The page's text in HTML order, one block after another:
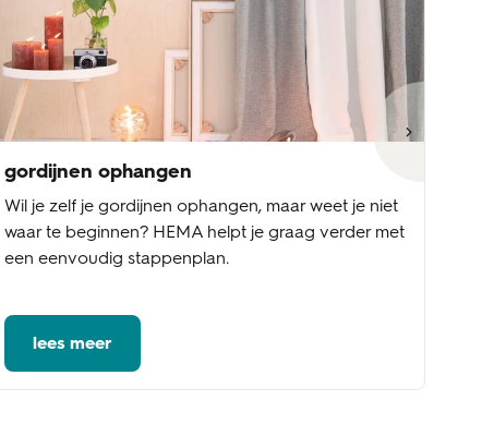
gordijnen ophangen
Wil je zelf je gordijnen ophangen, maar weet je niet
waar te beginnen? HEMA helpt je graag verder met
een eenvoudig stappenplan.
lees meer